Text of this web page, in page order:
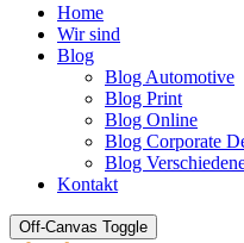
Home
Wir sind
Blog
Blog Automotive
Blog Print
Blog Online
Blog Corporate
Blog
Kontakt
Off-Canvas Toggle